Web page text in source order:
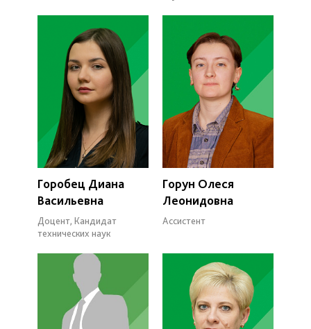
Горобец Диана
Васильевна
Доцент, Кандидат
технических наук
Горун Олеся
Леонидовна
Ассистент